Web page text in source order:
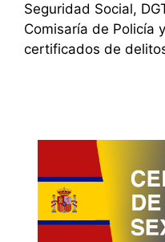
Seguridad Social,
Comisaría de Policía
certificados de